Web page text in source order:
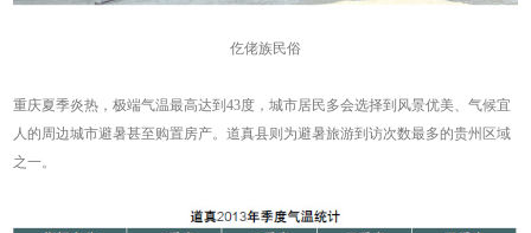
仡佬族民俗
重庆夏季炎热，极端气温最高达到43度，城市居民多会选择到风景优美、气候宜
人的周边城市避暑甚至购置房产。道真县则为避暑旅游到访次数最多的贵州区域
之一。